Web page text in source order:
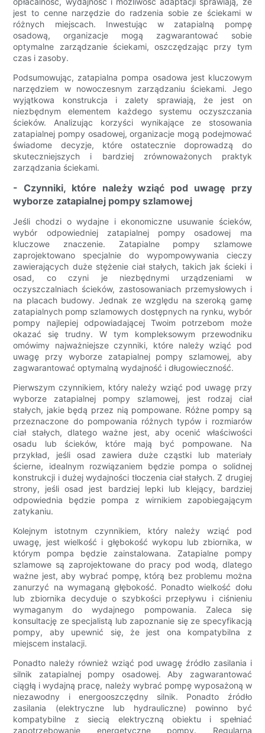
jest to cenne narzędzie do radzenia sobie ze ściekami w
różnych miejscach. Inwestując w zatapialną pompę
osadową, organizacje mogą zagwarantować sobie
optymalne zarządzanie ściekami, oszczędzając przy tym
czas i zasoby.
Podsumowując, zatapialna pompa osadowa jest kluczowym
narzędziem w nowoczesnym zarządzaniu ściekami. Jego
wyjątkowa konstrukcja i zalety sprawiają, że jest on
niezbędnym elementem każdego systemu oczyszczania
ścieków. Analizując korzyści wynikające ze stosowania
zatapialnej pompy osadowej, organizacje mogą podejmować
świadome decyzje, które ostatecznie doprowadzą do
skuteczniejszych i bardziej zrównoważonych praktyk
zarządzania ściekami.
- Czynniki, które należy wziąć pod uwagę przy
wyborze zatapialnej pompy szlamowej
Jeśli chodzi o wydajne i ekonomiczne usuwanie ścieków,
wybór odpowiedniej zatapialnej pompy osadowej ma
kluczowe znaczenie. Zatapialne pompy szlamowe
zaprojektowano specjalnie do wypompowywania cieczy
zawierających duże stężenie ciał stałych, takich jak ścieki i
osad, co czyni je niezbędnymi urządzeniami w
oczyszczalniach ścieków, zastosowaniach przemysłowych i
na placach budowy. Jednak ze względu na szeroką gamę
zatapialnych pomp szlamowych dostępnych na rynku, wybór
pompy najlepiej odpowiadającej Twoim potrzebom może
okazać się trudny. W tym kompleksowym przewodniku
omówimy najważniejsze czynniki, które należy wziąć pod
uwagę przy wyborze zatapialnej pompy szlamowej, aby
zagwarantować optymalną wydajność i długowieczność.
Pierwszym czynnikiem, który należy wziąć pod uwagę przy
wyborze zatapialnej pompy szlamowej, jest rodzaj ciał
stałych, jakie będą przez nią pompowane. Różne pompy są
przeznaczone do pompowania różnych typów i rozmiarów
ciał stałych, dlatego ważne jest, aby ocenić właściwości
osadu lub ścieków, które mają być pompowane. Na
przykład, jeśli osad zawiera duże cząstki lub materiały
ścierne, idealnym rozwiązaniem będzie pompa o solidnej
konstrukcji i dużej wydajności tłoczenia ciał stałych. Z drugiej
strony, jeśli osad jest bardziej lepki lub klejący, bardziej
odpowiednia będzie pompa z wirnikiem zapobiegającym
zatykaniu.
Kolejnym istotnym czynnikiem, który należy wziąć pod
uwagę, jest wielkość i głębokość wykopu lub zbiornika, w
którym pompa będzie zainstalowana. Zatapialne pompy
szlamowe są zaprojektowane do pracy pod wodą, dlatego
ważne jest, aby wybrać pompę, którą bez problemu można
zanurzyć na wymaganą głębokość. Ponadto wielkość dołu
lub zbiornika decyduje o szybkości przepływu i ciśnieniu
wymaganym do wydajnego pompowania. Zaleca się
konsultację ze specjalistą lub zapoznanie się ze specyfikacją
pompy, aby upewnić się, że jest ona kompatybilna z
miejscem instalacji.
Ponadto należy również wziąć pod uwagę źródło zasilania i
silnik zatapialnej pompy osadowej. Aby zagwarantować
ciągłą i wydajną pracę, należy wybrać pompę wyposażoną w
niezawodny i energooszczędny silnik. Ponadto źródło
zasilania (elektryczne lub hydrauliczne) powinno być
kompatybilne z siecią elektryczną obiektu i spełniać
zapotrzebowanie energetyczne pompy. Regularna